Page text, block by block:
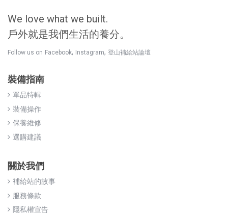
We love what we built.
戶外就是我們生活的養分。
Follow us on Facebook, Instagram, 登山補給站論壇
裝備指南
單品特輯
裝備操作
保養維修
選購建議
關於我們
補給站的故事
服務條款
隱私權宣告